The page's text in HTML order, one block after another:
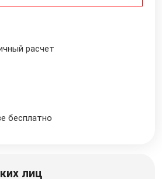
расчет
бесплатно
лиц